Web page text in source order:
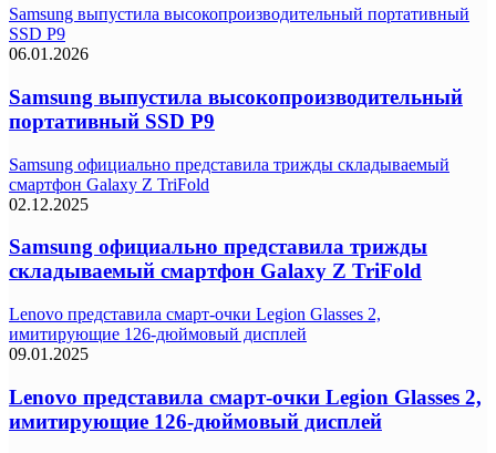
Samsung выпустила высокопроизводительный портативный
SSD P9
06.01.2026
Samsung выпустила высокопроизводительный
портативный SSD P9
Samsung официально представила трижды складываемый
смартфон Galaxy Z TriFold
02.12.2025
Samsung официально представила трижды
складываемый смартфон Galaxy Z TriFold
Lenovo представила смарт-очки Legion Glasses 2,
имитирующие 126-дюймовый дисплей
09.01.2025
Lenovo представила смарт-очки Legion Glasses 2,
имитирующие 126-дюймовый дисплей